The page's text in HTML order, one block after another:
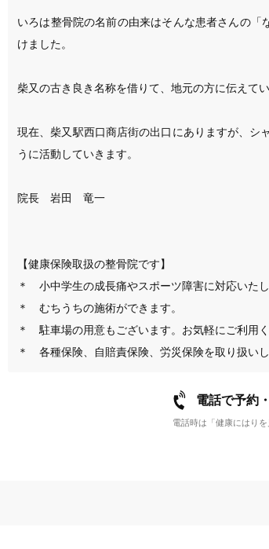
いろは整骨院の名前の由来はそんな患者さんの「
けました。
柴又の古き良き名称を借りて、地元の方に伝えて
現在、柴又駅西口商店街の出口にありますが、シ
うに活動していきます。
院長　岩田　竜一
【健康保険取扱の整骨院です】
＊　小中学生の成長痛やスポーツ障害に対応いたし
＊　むちうちの施術ができます。
＊　駐車場の用意もございます。お気軽にご利用く
電話で予約
電話時は「健康にはりを